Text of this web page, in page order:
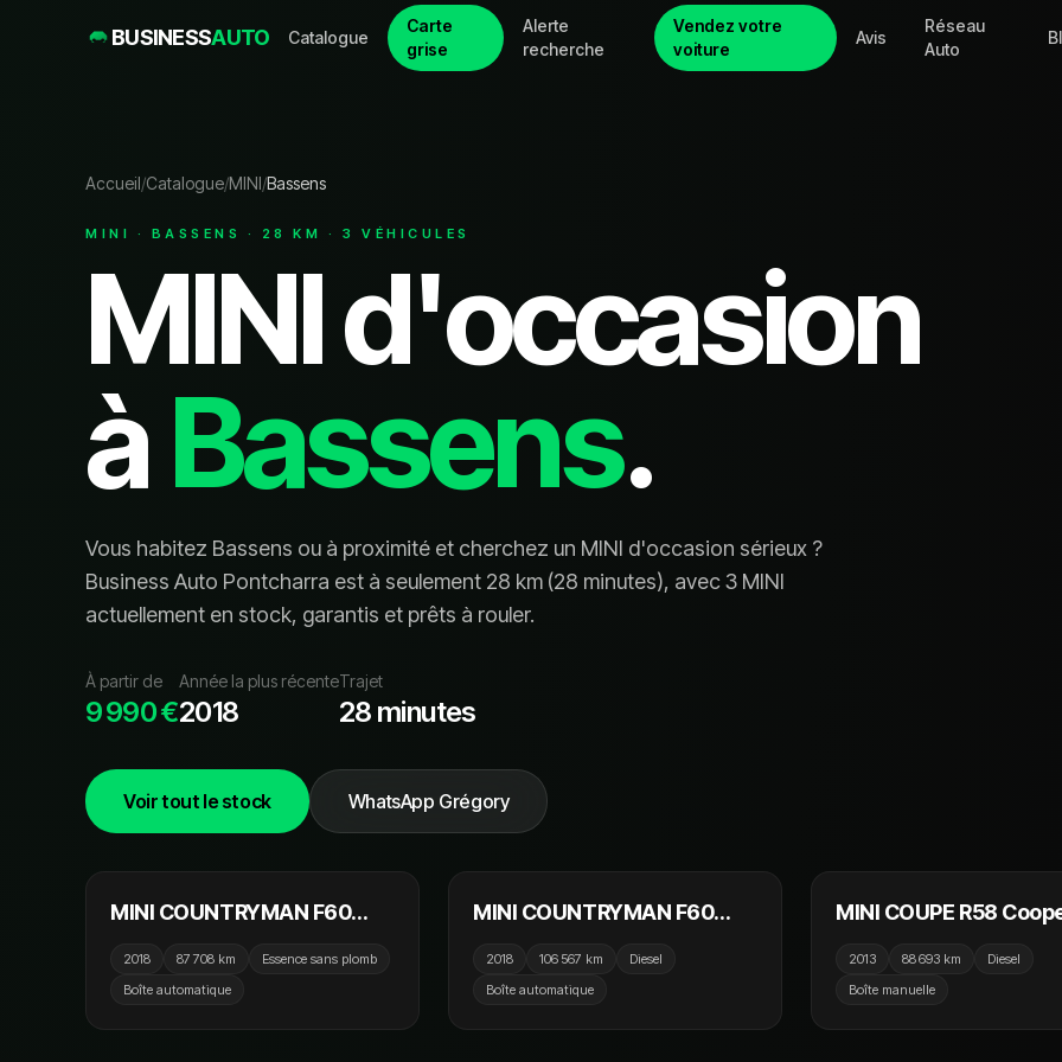
BUSINESSAUTO Catalogue
Carte
grise
Alerte
recherche
Vendez votre
voiture
Avis
Réseau
Auto
Accueil/Catalogue/MINI/Bassens
MINI · BASSENS · 28 KM ·3 VÉHICULES
MINId'occasion
àBassens.
Vous habitez Bassens ou à proximité et cherchez un MINI d'occasion sérieux ?
Business Auto Pontcharra est à seulement 28 km (28 minutes), avec3 MINI
actuellement en stock, garantis et prêts à rouler.
À partir de
9 990 €
Année la plus récente
2018
Trajet
28 minutes
Voir tout le stock
WhatsApp Grégory
18 990 €
MINI COUNTRYMAN F60
Cooper Works / Toit Ouvrant
2018 87 708 km
Essence sans plomb
Boîte automatique
MINI COUNTRYMAN F60
BVA8 / GPS / Camera /
2018 106 567 km
Diesel
Boîte automatique
MINI COUPE R58
Chauffant / Crit'Air 2
2013 88 693 km
Diesel
Boîte manuelle